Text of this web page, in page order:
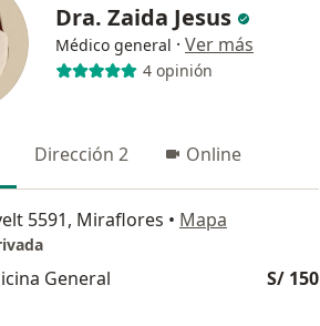
Dra. Zaida Jesus
Médico general · Ver más
4 opinión
Dirección 2 Online
5591, Miraflores • Mapa
General S/ 150